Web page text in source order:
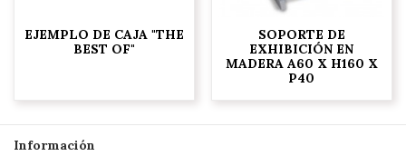
EJEMPLO DE CAJA "THE
BEST OF"
SOPORTE DE
EXHIBICIÓN EN
MADERA A60 X H160 X
P40
Información